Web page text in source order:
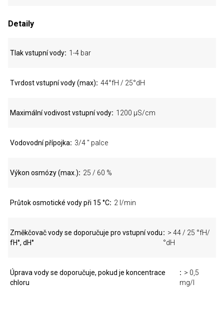
Detaily
Tlak vstupní vody 1-4 bar
Tvrdost vstupní vody (max) 44°fH / 25°dH
Maximální vodivost vstupní vody 1200 μS/cm
Vodovodní přípojka 3/4 " palce
Výkon osmózy (max.) 25 / 60 %
Průtok osmotické vody při 15 °C 2 l/min
Změkčovač vody se doporučuje pro vstupní vodu
fH°, dH°
> 44 / 25 °fH/
°dH
Úprava vody se doporučuje, pokud je koncentrace
chloru
> 0,5
mg/l